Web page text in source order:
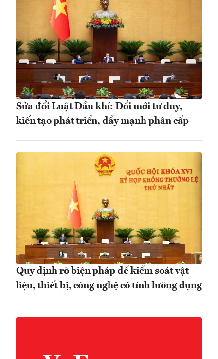
Sửa đổi Luật Dầu khí: Đổi mới tư duy,
kiến tạo phát triển, đẩy mạnh phân cấp
Quy định rõ biện pháp để kiểm soát vật
liệu, thiết bị, công nghệ có tính lưỡng dụng